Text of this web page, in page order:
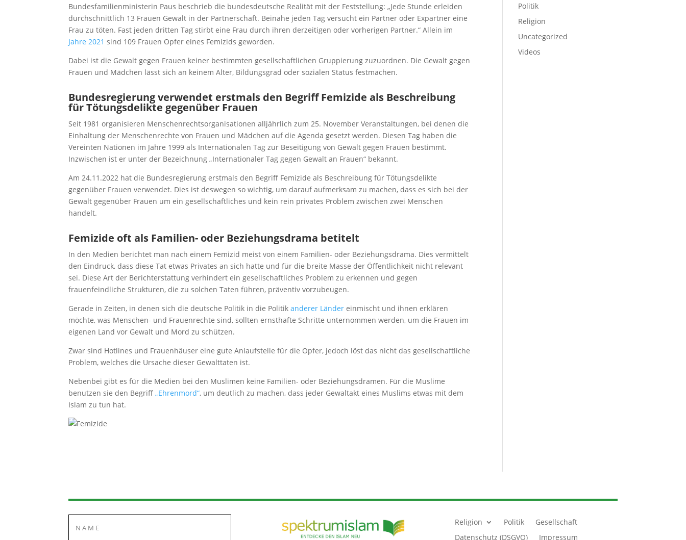
Bundesfamilienministerin Paus beschrieb die bundesdeutsche Realität mit der Feststellung: „Jede Stunde erleiden
durchschnittlich 13 Frauen Gewalt in der Partnerschaft. Beinahe jeden Tag versucht ein Partner oder Expartner eine
Frau zu töten. Fast jeden dritten Tag stirbt eine Frau durch ihren derzeitigen oder vorherigen Partner.“ Allein im
Jahre 2021sind 109 Frauen Opfer eines Femizids geworden.
Dabei ist die Gewalt gegen Frauen keiner bestimmten gesellschaftlichen Gruppierung zuzuordnen. Die Gewalt gegen
Frauen und Mädchen lässt sich an keinem Alter, Bildungsgrad oder sozialen Status festmachen.
Bundesregierung verwendet erstmals den Begriff Femizide als Beschreibung
für Tötungsdelikte gegenüber Frauen
Seit 1981 organisieren Menschenrechtsorganisationen alljährlich zum 25. November Veranstaltungen, bei denen die
Einhaltung der Menschenrechte von Frauen und Mädchen auf die Agenda gesetzt werden. Diesen Tag haben die
Vereinten Nationen im Jahre 1999 als Internationalen Tag zur Beseitigung von Gewalt gegen Frauen bestimmt.
Inzwischen ist er unter der Bezeichnung „Internationaler Tag gegen Gewalt an Frauen“ bekannt.
Am 24.11.2022 hat die Bundesregierung erstmals den Begriff Femizide als Beschreibung für Tötungsdelikte
gegenüber Frauen verwendet. Dies ist deswegen so wichtig, um darauf aufmerksam zu machen, dass es sich bei der
Gewalt gegenüber Frauen um ein gesellschaftliches und kein rein privates Problem zwischen zwei Menschen
handelt.
Femizide oft als Familien- oder Beziehungsdrama betitelt
In den Medien berichtet man nach einem Femizid meist von einem Familien- oder Beziehungsdrama. Dies vermittelt
den Eindruck, dass diese Tat etwas Privates an sich hatte und für die breite Masse der Öffentlichkeit nicht relevant
sei. Diese Art der Berichterstattung verhindert ein gesellschaftliches Problem zu erkennen und gegen
frauenfeindliche Strukturen, die zu solchen Taten führen, präventiv vorzubeugen.
Gerade in Zeiten, in denen sich die deutsche Politik in die Politikanderer Länder einmischt und ihnen erklären
möchte, was Menschen- und Frauenrechte sind, sollten ernsthafte Schritte unternommen werden, um die Frauen im
eigenen Land vor Gewalt und Mord zu schützen.
Zwar sind Hotlines und Frauenhäuser eine gute Anlaufstelle für die Opfer, jedoch löst das nicht das gesellschaftliche
Problem, welches die Ursache dieser Gewalttaten ist.
Nebenbei gibt es für die Medien bei den Muslimen keine Familien- oder Beziehungsdramen. Für die Muslime
benutzen sie den Begriff„Ehrenmord“, um deutlich zu machen, dass jeder Gewaltakt eines Muslims etwas mit dem
Islam zu tun hat.
Politik
Religion
Uncategorized
Videos
Religion Politik
Gesellschaft
Datenschutz (DSGVO)
Impressum